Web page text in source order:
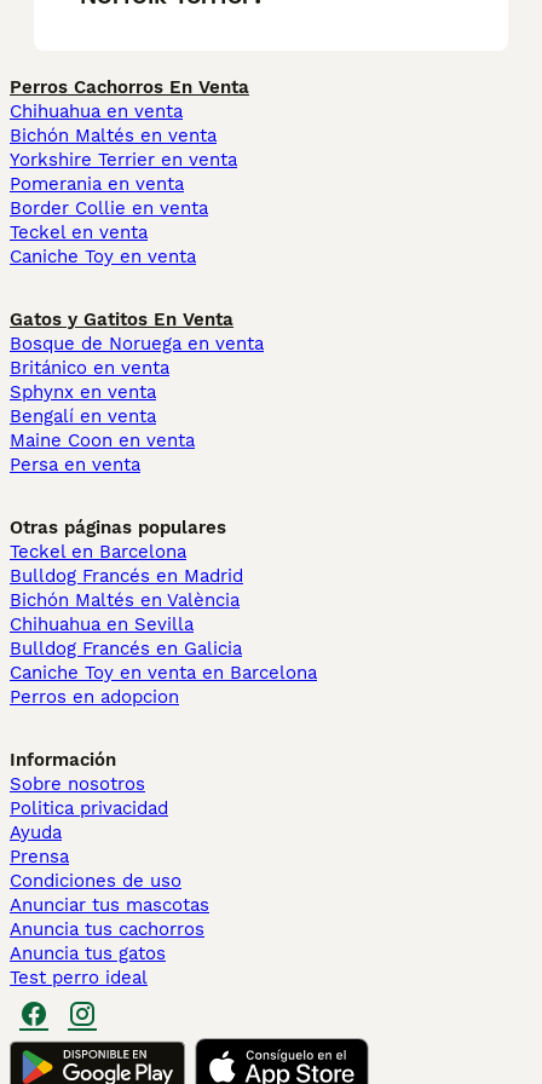
Perros Cachorros En Venta
Chihuahua en venta
Bichón Maltés en venta
Yorkshire Terrier en venta
Pomerania en venta
Border Collie en venta
Teckel en venta
Caniche Toy en venta
Gatos y Gatitos En Venta
Bosque de Noruega en venta
Británico en venta
Sphynx en venta
Bengalí en venta
Maine Coon en venta
Persa en venta
Otras páginas populares
Teckel en Barcelona
Bulldog Francés en Madrid
Bichón Maltés en València
Chihuahua en Sevilla
Bulldog Francés en Galicia
Caniche Toy en venta en Barcelona
Perros en adopcion
Información
Sobre nosotros
Politica privacidad
Ayuda
Prensa
Condiciones de uso
Anunciar tus mascotas
Anuncia tus cachorros
Anuncia tus gatos
Test perro ideal